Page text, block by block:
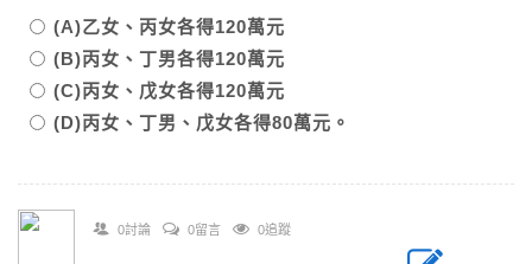
(A)乙女、丙女各得120萬元
(B)丙女、丁男各得120萬元
(C)丙女、戊女各得120萬元
(D)丙女、丁男、戊女各得80萬元。
0討論 0留言 0追蹤